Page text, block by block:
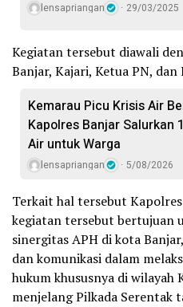
lensapriangan 29/03/2025
Kegiatan tersebut diawali
Banjar, Kajari, Ketua PN, dan
Kemarau Picu Krisis Air
Kapolres Banjar Salurkan
Air untuk Warga
lensapriangan 5/08/2026
Terkait hal tersebut
kegiatan tersebut bertujuan
sinergitas APH di kota
dan komunikasi dalam
hukum khususnya di wilayah
menjelang Pilkada Serentak